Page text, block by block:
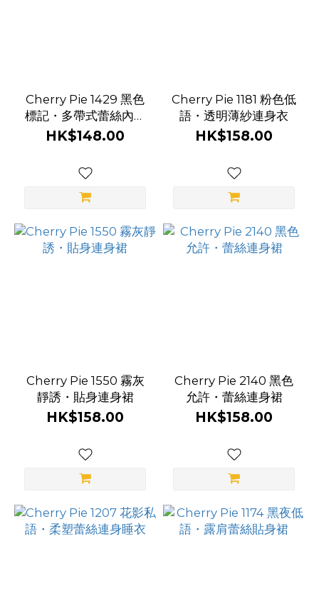
Cherry Pie 1429 黑色
標記・多帶式蕾絲內衣
套裝
HK$148.00
Cherry Pie 1181 粉色低
語・透明薄紗連身衣
HK$158.00
Cherry Pie 1550 霧灰
靜誘・貼身連身裙
HK$158.00
Cherry Pie 2140 黑色
允許・蕾絲連身裙
HK$158.00